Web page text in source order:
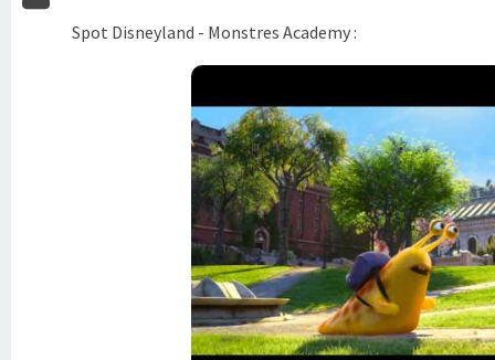
Spot Disneyland - Monstres Academy :